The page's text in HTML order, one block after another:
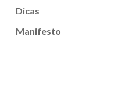
Dicas
Manifesto